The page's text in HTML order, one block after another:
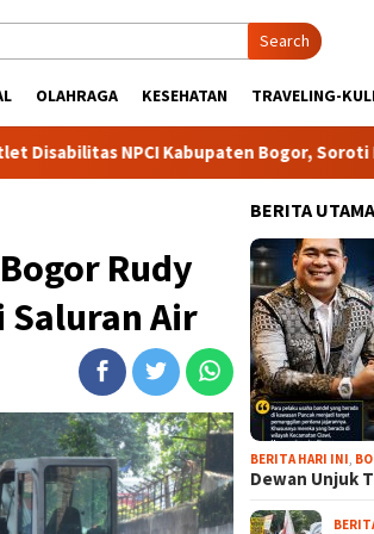
Search
OLAHRAGA KESEHATAN TRAVELING-
Kabupaten Bogor, Soroti Kesempatan
Rudy
Saluran Air
BERITA
BERITA HARI INI
Dewan Unjuk